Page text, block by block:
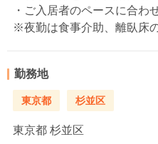
・ご入居者のペースに合わ
※夜勤は食事介助、離臥床
勤務地
東京都 杉並区
東京都 杉並区